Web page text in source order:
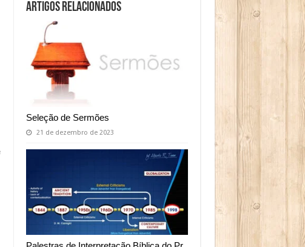
Artigos relacionados
Seleção de Sermões
21 de dezembro de 2023